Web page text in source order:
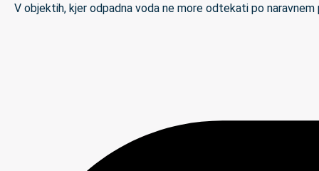
V objektih, kjer odpadna voda ne more odtekati po